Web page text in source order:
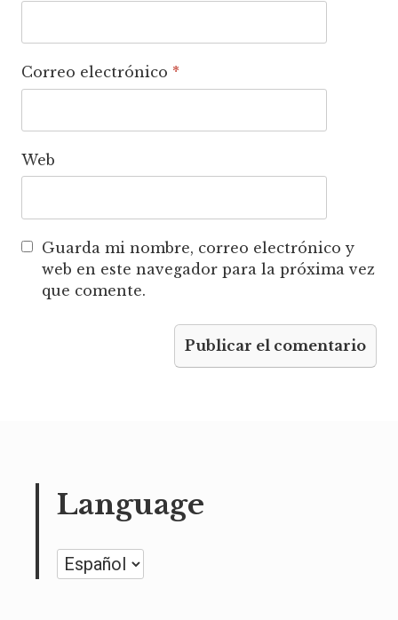
Correo electrónico *
Web
Guarda mi nombre, correo electrónico y
web en este navegador para la próxima vez
que comente.
Language
Language